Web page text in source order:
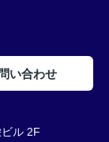
い合わせ
ル 2F